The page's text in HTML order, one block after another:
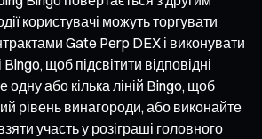
користувачі можуть торгувати
Gate Perp DEX і виконувати
щоб підсвітити відповідні
одну або кілька ліній Bingo, щоб
рівень винагороди, або виконайте
участь у розіграші головного